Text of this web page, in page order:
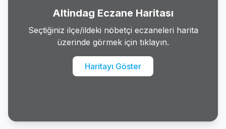
Altindag Eczane Haritası
Seçtiğiniz ilçe/ildeki nöbetçi eczaneleri harita
üzerinde görmek için tıklayın.
Haritayı Göster